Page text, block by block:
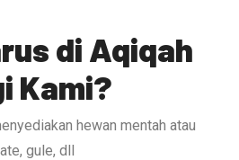
di Aqiqah
Kami?
hewan mentah atau
gule, dll